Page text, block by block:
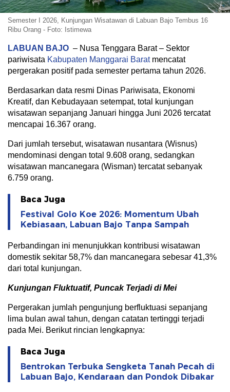
Semester I 2026, Kunjungan Wisatawan di Labuan Bajo Tembus 16
Ribu Orang - Foto: Istimewa
LABUAN BAJO – Nusa Tenggara Barat – Sektor
pariwisata Kabupaten Manggarai Baratmencatat
pergerakan positif pada semester pertama tahun 2026.
Berdasarkan data resmi Dinas Pariwisata, Ekonomi
Kreatif, dan Kebudayaan setempat, total kunjungan
wisatawan sepanjang Januari hingga Juni 2026 tercatat
mencapai 16.367 orang.
Dari jumlah tersebut, wisatawan nusantara (Wisnus)
mendominasi dengan total 9.608 orang, sedangkan
wisatawan mancanegara (Wisman) tercatat sebanyak
6.759 orang.
Baca Juga
Festival Golo Koe 2026: Momentum Ubah
Kebiasaan, Labuan Bajo Tanpa Sampah
Perbandingan ini menunjukkan kontribusi wisatawan
domestik sekitar 58,7% dan mancanegara sebesar 41,3%
dari total kunjungan.
Kunjungan Fluktuatif, Puncak Terjadi di Mei
Pergerakan jumlah pengunjung berfluktuasi sepanjang
lima bulan awal tahun, dengan catatan tertinggi terjadi
pada Mei. Berikut rincian lengkapnya:
Baca Juga
Bentrokan Terbuka Sengketa Tanah Pecah di
Labuan Bajo, Kendaraan dan Pondok Dibakar